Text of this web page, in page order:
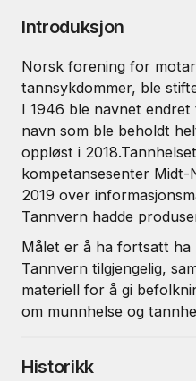
Introduksjon
Norsk forening for
tannsykdommer, ble
I 1946 ble navnet
navn som ble beholdt
oppløst i
kompetansesenter
2019 over
Tannvern hadde
Målet er å ha fortsatt
Tannvern tilgjengelig,
materiell for å gi
om munnhelse og
Historikk